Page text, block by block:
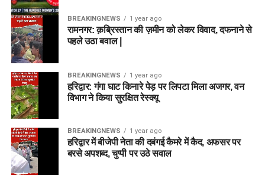
BREAKINGNEWS 1 year ago
रामनगर: क़ब्रिस्तान की ज़मीन को लेकर विवाद, दफनाने से
पहले उठा बवाल |
BREAKINGNEWS 1 year ago
हरिद्वार: गंगा घाट किनारे पेड़ पर लिपटा मिला अजगर, वन
विभाग ने किया सुरक्षित रेस्क्यू
BREAKINGNEWS 1 year ago
हरिद्वार में बीजेपी नेता की दबंगई कैमरे में कैद, अफसर पर
बरसे अपशब्द, चुप्पी पर उठे सवाल